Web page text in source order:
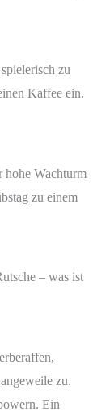
zu
Kaffee ein.
Wachturm
zu einem
– was ist
zu.
Ein